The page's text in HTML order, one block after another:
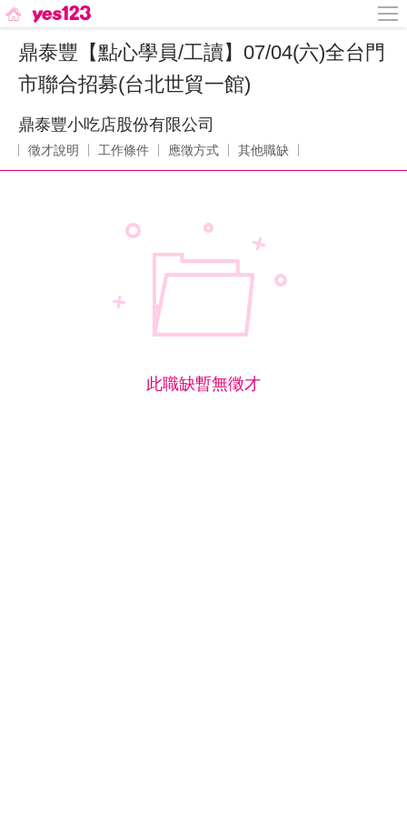
鼎泰豐【點心學員/工讀】07/04(六)全台門
市聯合招募(台北世貿一館)
鼎泰豐小吃店股份有限公司
徵才說明 工作條件 應徵方式 其他職缺
此職缺暫無徵才